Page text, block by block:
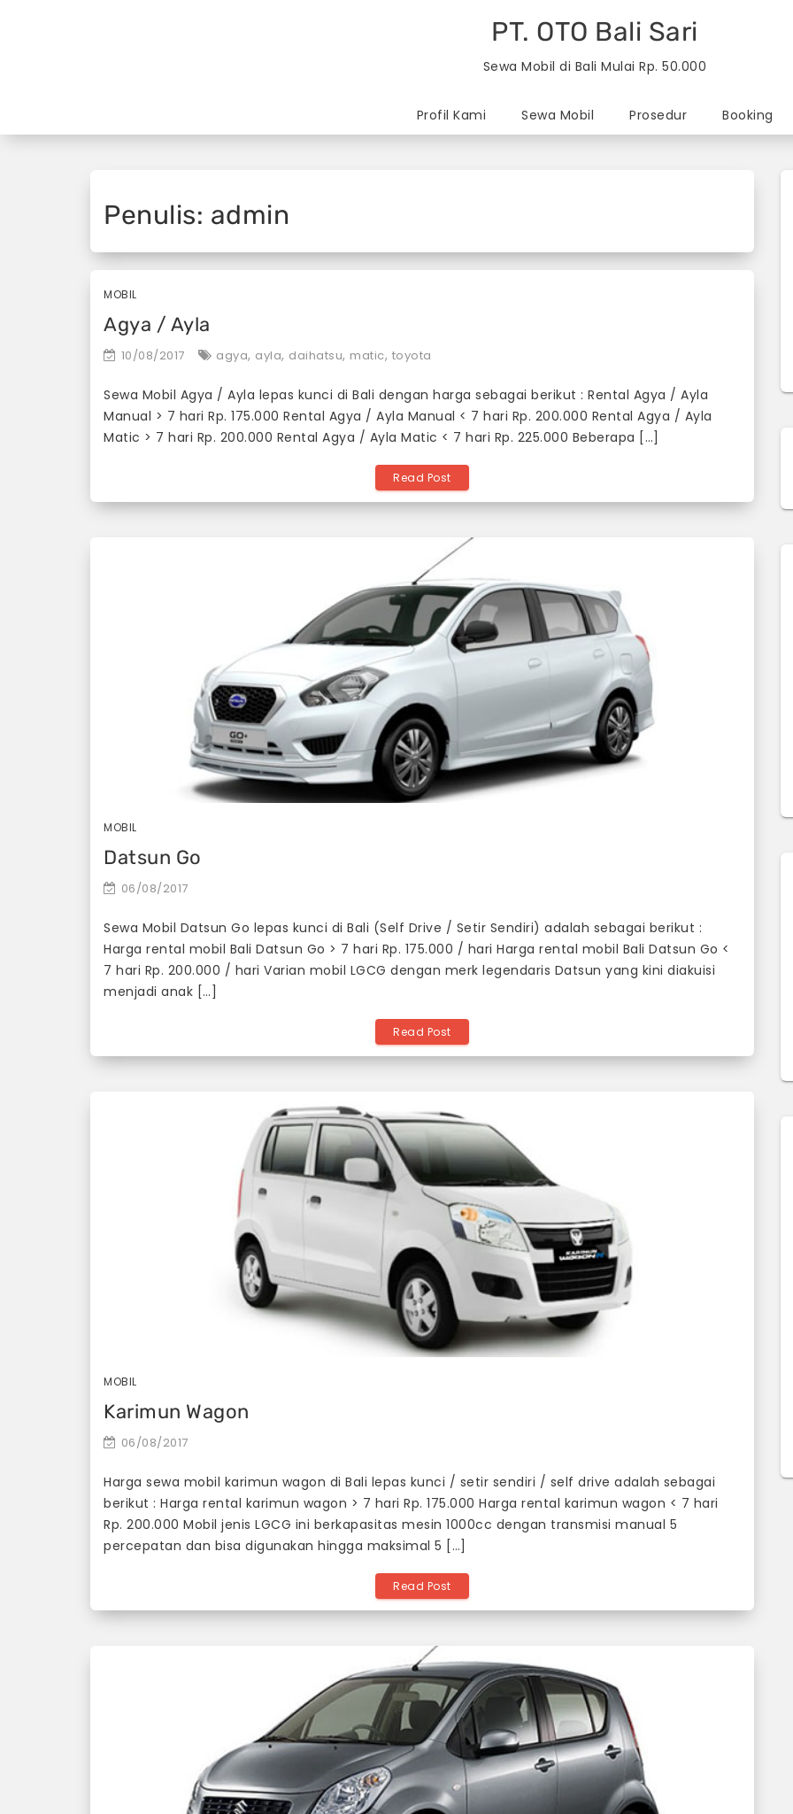
c
t
PT. OTO Bali Sari
Sewa Mobil di Bali Mulai Rp. 50.000
Profil Kami Sewa Mobil Prosedur Booking
Penulis: admin
MOBIL
Agya / Ayla
10/08/2017 agya, ayla, daihatsu, matic, toyota
Sewa Mobil Agya / Ayla lepas kunci di Bali dengan harga sebagai berikut : Rental Agya / Ayla
Manual > 7 hari Rp. 175.000 Rental Agya / Ayla Manual < 7 hari Rp. 200.000 Rental Agya / Ayla
Matic > 7 hari Rp. 200.000 Rental Agya / Ayla Matic < 7 hari Rp. 225.000 Beberapa […]
Read Post
MOBIL
Datsun Go
06/08/2017
Sewa Mobil Datsun Go lepas kunci di Bali (Self Drive / Setir Sendiri) adalah sebagai berikut :
Harga rental mobil Bali Datsun Go > 7 hari Rp. 175.000 / hari Harga rental mobil Bali Datsun Go <
7 hari Rp. 200.000 / hari Varian mobil LGCG dengan merk legendaris Datsun yang kini diakuisi
menjadi anak […]
Read Post
MOBIL
Karimun Wagon
06/08/2017
Harga sewa mobil karimun wagon di Bali lepas kunci / setir sendiri / self drive adalah sebagai
berikut : Harga rental karimun wagon > 7 hari Rp. 175.000 Harga rental karimun wagon < 7 hari
Rp. 200.000 Mobil jenis LGCG ini berkapasitas mesin 1000cc dengan transmisi manual 5
percepatan dan bisa digunakan hingga maksimal 5 […]
Read Post